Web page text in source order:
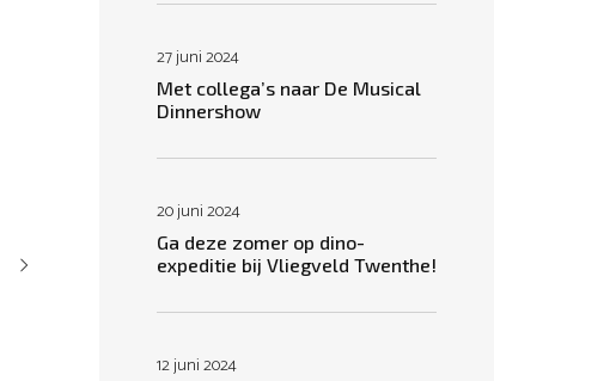
27 juni 2024
Met collega’s naar De Musical
Dinnershow
20 juni 2024
Ga deze zomer op dino-
expeditie bij Vliegveld Twenthe!
12 juni 2024